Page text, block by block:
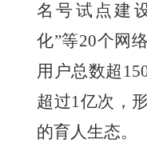
名号试点建
化”等20个网
用户总数超
超过1亿次，
的育人生态。